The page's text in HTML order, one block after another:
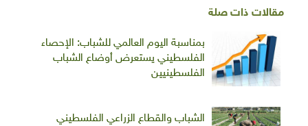
مقالات ذات صلة
بمناسبة اليوم العالمي للشباب: الإحصاء
الفلسطيني يستعرض أوضاع الشباب
الفلسطينيين
الشباب والقطاع الزراعي الفلسطيني